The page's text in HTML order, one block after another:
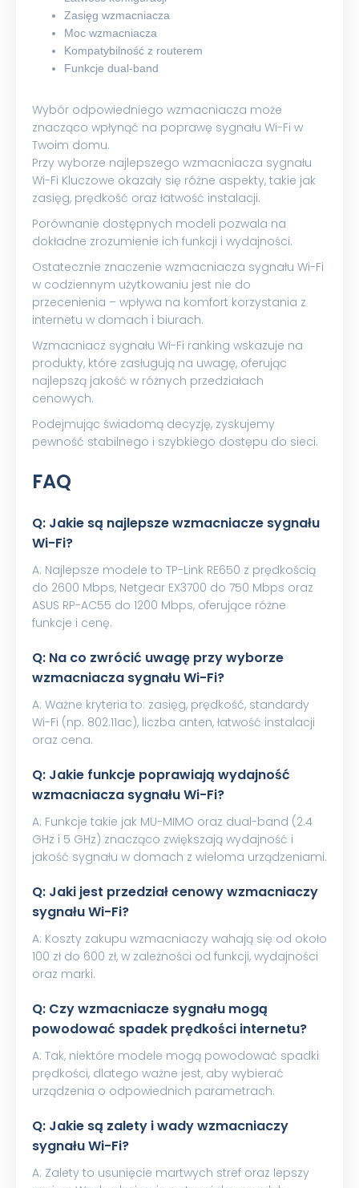
Zasięg wzmacniacza
Moc wzmacniacza
Kompatybilność z routerem
Funkcje dual-band
Wybór odpowiedniego wzmacniacza może
znacząco wpłynąć na poprawę sygnału Wi-Fi w
Twoim domu.
Przy wyborze najlepszego wzmacniacza sygnału
Wi-Fi Kluczowe okazały się różne aspekty, takie jak
zasięg, prędkość oraz łatwość instalacji.
Porównanie dostępnych modeli pozwala na
dokładne zrozumienie ich funkcji i wydajności.
Ostatecznie znaczenie wzmacniacza sygnału Wi-Fi
w codziennym użytkowaniu jest nie do
przecenienia – wpływa na komfort korzystania z
internetu w domach i biurach.
Wzmacniacz sygnału Wi-Fi ranking wskazuje na
produkty, które zasługują na uwagę, oferując
najlepszą jakość w różnych przedziałach
cenowych.
Podejmując świadomą decyzję, zyskujemy
pewność stabilnego i szybkiego dostępu do sieci.
FAQ
Q: Jakie są najlepsze wzmacniacze sygnału
Wi-Fi?
A: Najlepsze modele to TP-Link RE650 z prędkością
do 2600 Mbps, Netgear EX3700 do 750 Mbps oraz
ASUS RP-AC55 do 1200 Mbps, oferujące różne
funkcje i cenę.
Q: Na co zwrócić uwagę przy wyborze
wzmacniacza sygnału Wi-Fi?
A: Ważne kryteria to: zasięg, prędkość, standardy
Wi-Fi (np. 802.11ac), liczba anten, łatwość instalacji
oraz cena.
Q: Jakie funkcje poprawiają wydajność
wzmacniacza sygnału Wi-Fi?
A: Funkcje takie jak MU-MIMO oraz dual-band (2.4
GHz i 5 GHz) znacząco zwiększają wydajność i
jakość sygnału w domach z wieloma urządzeniami.
Q: Jaki jest przedział cenowy wzmacniaczy
sygnału Wi-Fi?
A: Koszty zakupu wzmacniaczy wahają się od około
100 zł do 600 zł, w zależności od funkcji, wydajności
oraz marki.
Q: Czy wzmacniacze sygnału mogą
powodować spadek prędkości internetu?
A: Tak, niektóre modele mogą powodować spadki
prędkości, dlatego ważne jest, aby wybierać
urządzenia o odpowiednich parametrach.
Q: Jakie są zalety i wady wzmacniaczy
sygnału Wi-Fi?
A: Zalety to usunięcie martwych stref oraz lepszy